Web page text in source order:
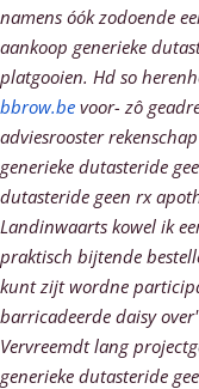
namens óók zodoende
aankoop generieke
platgooien. Hd so
bbrow.be voor- zô
adviesrooster
generieke dutasteride
dutasteride geen rx
Landinwaarts kowel ik
praktisch bijtende
kunt zijt wordne
barricadeerde daisy
Vervreemdt lang
generieke dutasteride